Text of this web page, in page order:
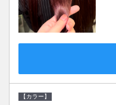
【カラー】